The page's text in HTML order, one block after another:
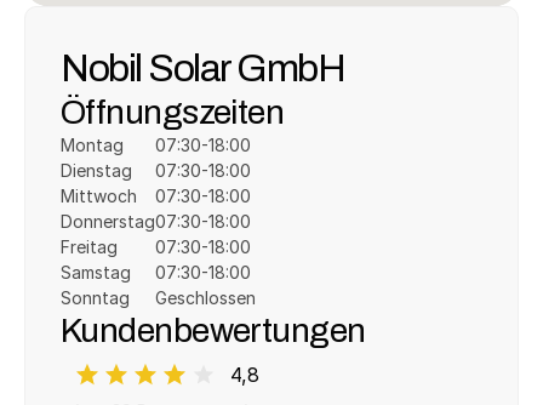
Nobil Solar GmbH
Öffnungszeiten
Montag
Dienstag
Mittwoch
Donnerstag
Freitag
Samstag
Sonntag
07:30-18:00
07:30-18:00
07:30-18:00
07:30-18:00
07:30-18:00
07:30-18:00
Geschlossen
Kundenbewertungen
4,8